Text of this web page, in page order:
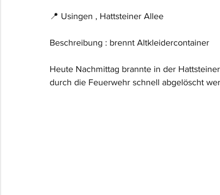
📍 Usingen , Hattsteiner Allee
Beschreibung : brennt Altkleidercontainer
Heute Nachmittag brannte in der
durch die Feuerwehr schnell abgelöscht